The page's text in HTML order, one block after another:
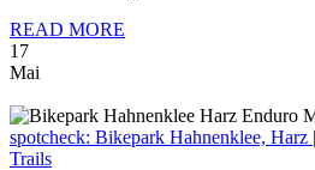
READ MORE
17
Mai
spotcheck: Bikepark Hahnenklee,
Trails